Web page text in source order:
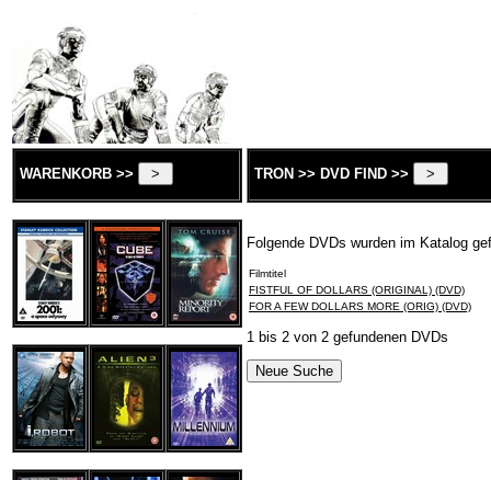
WARENKORB >> TRON >> DVD FIND >>
Folgende DVDs wurden im Katalog
Filmtitel
FISTFUL OF DOLLARS (ORIGINAL) (DVD)
FOR A FEW DOLLARS MORE (ORIG) (DVD)
1 bis 2 von 2 gefundenen DVDs